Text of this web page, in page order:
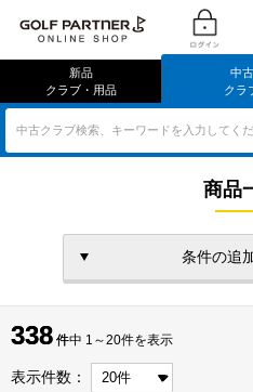
新品
クラブ・用品
中古
クラ
中古クラブ検索、キーワードを入力してく
商品
条件の追
338 件
338 件中 1～20件を表示
表示件数：